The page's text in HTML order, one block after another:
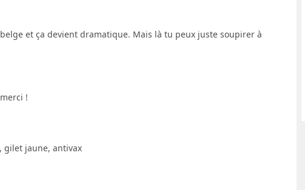
et ça devient dramatique. Mais là tu peux juste soupirer à
!
gilet jaune, antivax